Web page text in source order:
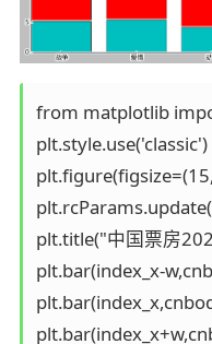
from matplotlib
plt.style.use('classic')
plt.title("中国票房
plt.bar(index_x-